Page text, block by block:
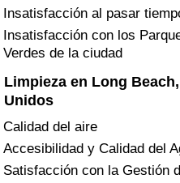
Insatisfacción al pasar
Insatisfacción con los
Verdes de la ciudad
Limpieza en Long
Unidos
Calidad del aire
Accesibilidad y Calidad del
Satisfacción con la Gestión
Índice de Sanidad
Índice de Sanidad por País
Índice de Contaminación